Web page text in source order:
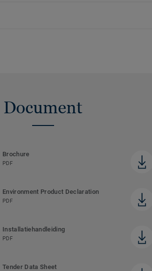
Document
Brochure
PDF
Environment Product Declaration
PDF
Installatiehandleiding
PDF
Tender Data Sheet